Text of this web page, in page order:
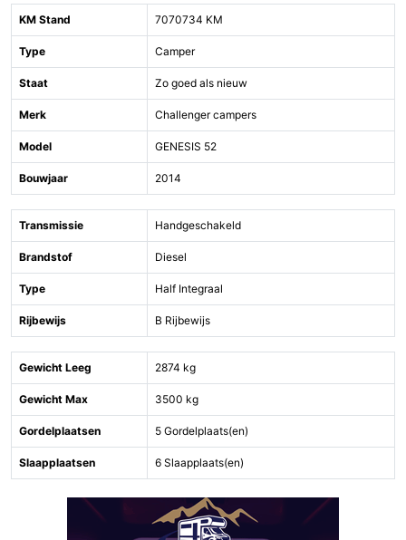
KM Stand 7070734 KM
Type Camper
Staat Zo goed als nieuw
Merk Challenger campers
Model GENESIS 52
Bouwjaar 2014
Transmissie Handgeschakeld
Brandstof Diesel
Type Half Integraal
Rijbewijs B Rijbewijs
Gewicht Leeg 2874 kg
Gewicht Max 3500 kg
Gordelplaatsen 5 Gordelplaats(en)
Slaapplaatsen 6 Slaapplaats(en)